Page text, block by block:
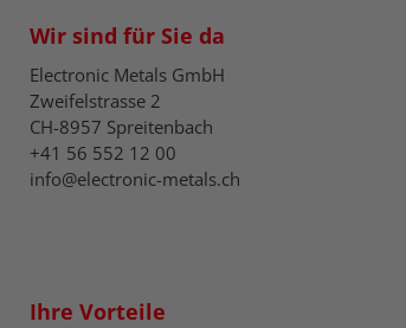
Wir sind für Sie da
Electronic Metals GmbH
Zweifelstrasse 2
CH-8957 Spreitenbach
+41 56 552 12 00
info@electronic-metals.ch
Ihre Vorteile